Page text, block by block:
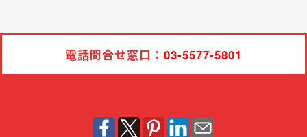
電話問合せ窓口： 03-5577-5801